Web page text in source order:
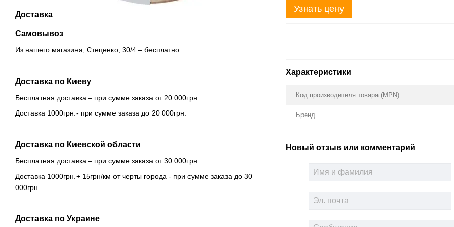
Доставка
Самовывоз
Из нашего магазина, Стеценко, 30/4 – бесплатно.
Доставка по Киеву
Бесплатная доставка – при сумме заказа от 20 000грн.
Доставка 1000грн.- при сумме заказа до 20 000грн.
Доставка по Киевской области
Бесплатная доставка – при сумме заказа от 30 000грн.
Доставка 1000грн.+ 15грн/км от черты города - при сумме заказа до 30
000грн.
Доставка по Украине
Узнать цену
Характеристики
Код производителя товара (MPN)
Бренд
Новый отзыв или комментарий